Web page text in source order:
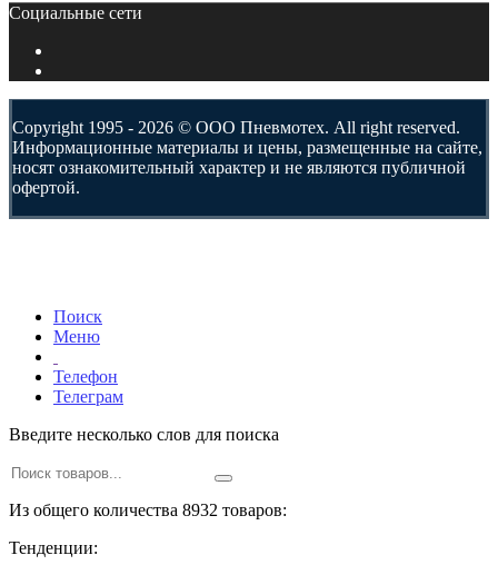
Социальные сети
Copyright 1995 - 2026 © ООО Пневмотех. All right reserved.
Информационные материалы и цены, размещенные на сайте,
носят ознакомительный характер и не являются публичной
офертой.
Поиск
Меню
Телефон
Телеграм
Введите несколько слов для поиска
Из общего количества 8932 товаров:
Тенденции: